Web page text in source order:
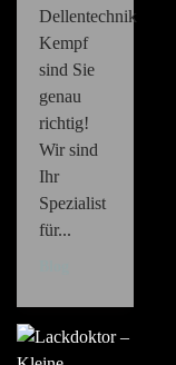
Dellentechnik
Kempf
sind Sie
genau
richtig!
Wir sind
Ihr
Spezialist
für...